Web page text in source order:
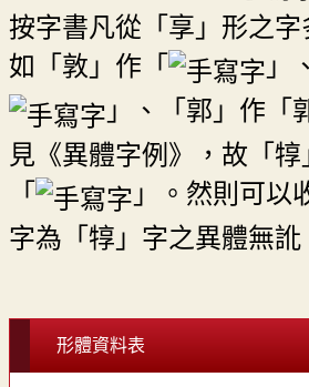
按字書凡從「享」形之字
如「敦」作「
」
」、「郭」作「
見《異體字例》，故「
「
」。然則可以
字為「犉」字之異體無訛
形體資料表